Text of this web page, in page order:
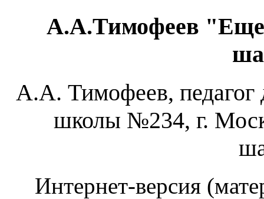
А.А.Тимофеев "Еще
А.А. Тимофеев, педагог
школы №234, г.
Интернет-версия